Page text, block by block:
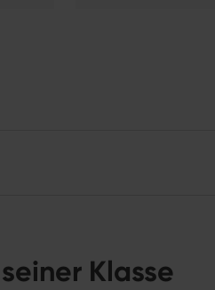
Klasse